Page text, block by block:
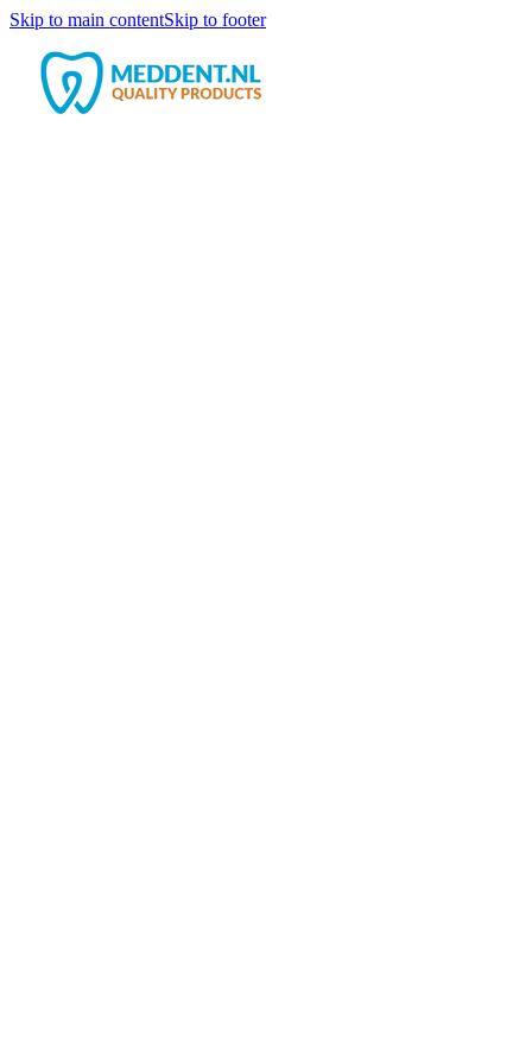
Skip to main contentSkip to footer